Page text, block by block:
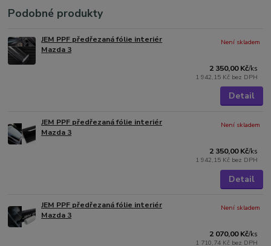
Podobné produkty
JEM PPF předřezaná fólie interiér
Mazda 3
2 350,00 Kč/ks
1 942,15 Kč bez DPH
Není skladem
Detail
JEM PPF předřezaná fólie interiér
Mazda 3
2 350,00 Kč/ks
1 942,15 Kč bez DPH
Není skladem
Detail
JEM PPF předřezaná fólie interiér
Mazda 3
2 070,00 Kč/ks
1 710,74 Kč bez DPH
Není skladem